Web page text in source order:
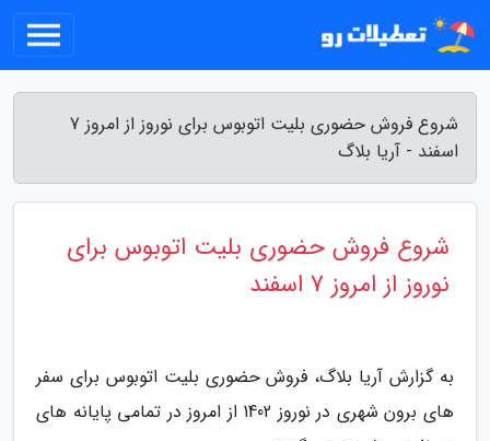
شروع فروش حضوری بلیت اتوبوس برای نوروز از امروز 7
اسفند - آریا بلاگ
شروع فروش حضوری بلیت اتوبوس برای
نوروز از امروز 7 اسفند
به گزارش آریا بلاگ، فروش حضوری بلیت اتوبوس برای سفر
های برون شهری در نوروز 1402 از امروز در تمامی پایانه های